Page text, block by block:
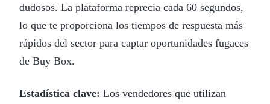
dudosos. La plataforma reprecia cada 60 segundos,
lo que te proporciona los tiempos de respuesta más
rápidos del sector para captar oportunidades fugaces
de Buy Box.
Estadística clave: Los vendedores que utilizan